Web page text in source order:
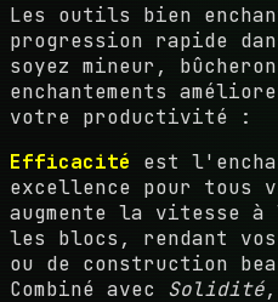
Les outils bien
progression rapide
soyez mineur,
enchantements
votre productivité :
Efficacité est
excellence pour
augmente la vitesse à
les blocs, rendant vos
ou de construction
Combiné avec Solidité